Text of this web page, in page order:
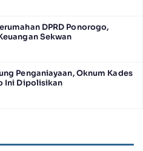
DPRD Ponorogo,
Sekwan
Penganiayaan, Oknum Kades
Ini Dipolisikan